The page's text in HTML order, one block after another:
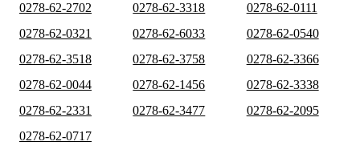
0278-62-2702
0278-62-3318
0278-62-0111
0278-62-0321
0278-62-6033
0278-62-0540
0278-62-3518
0278-62-3758
0278-62-3366
0278-62-0044
0278-62-1456
0278-62-3338
0278-62-2331
0278-62-3477
0278-62-2095
0278-62-0717